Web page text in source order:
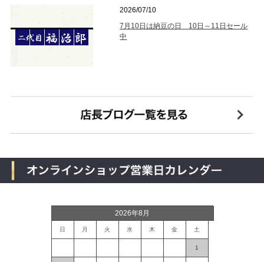
2026/07/10
7月10日は納豆の日 10日～11日セール
中
2026年8月
日 月 火 水 木 金 土
1